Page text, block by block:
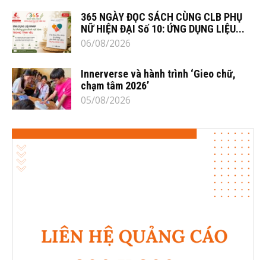
365 NGÀY ĐỌC SÁCH CÙNG CLB PHỤ
NỮ HIỆN ĐẠI Số 10: ỨNG DỤNG LIỆU...
06/08/2026
Innerverse và hành trình ‘Gieo chữ,
chạm tâm 2026’
05/08/2026